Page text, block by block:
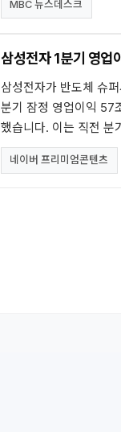
MBC 뉴스데스크
삼성전자 1분기 영
삼성전자가 반도체 슈
분기 잠정 영업이익 57
했습니다. 이는 직전 분
네이버 프리미엄콘텐츠